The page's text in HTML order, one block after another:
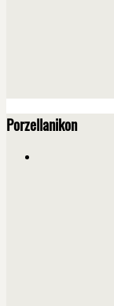
Porzellanikon